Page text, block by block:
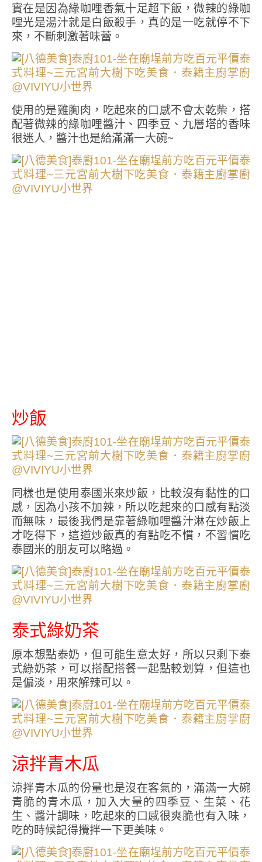
實在是因為綠咖哩香氣十足超下飯，微辣的綠咖
哩光是湯汁就是白飯殺手，真的是一吃就停不下
來，不斷刺激著味蕾。
使用的是雞胸肉，吃起來的口感不會太乾柴，搭
配著微辣的綠咖哩醬汁、四季豆、九層塔的香味
很迷人，醬汁也是給滿滿一大碗~
炒飯
同樣也是使用泰國米來炒飯，比較沒有黏性的口
感，因為小孩不加辣，所以吃起來的口感有點淡
而無味，最後我們是靠著綠咖哩醬汁淋在炒飯上
才吃得下，這道炒飯真的有點吃不慣，不習慣吃
泰國米的朋友可以略過。
泰式綠奶茶
原本想點泰奶，但可能生意太好，所以只剩下泰
式綠奶茶，可以搭配搭餐一起點較划算，但這也
是偏淡，用來解辣可以。
涼拌青木瓜
涼拌青木瓜的份量也是沒在客氣的，滿滿一大碗
青脆的青木瓜，加入大量的四季豆、生菜、花
生、醬汁調味，吃起來的口感很爽脆也有入味，
吃的時候記得攪拌一下更美味。